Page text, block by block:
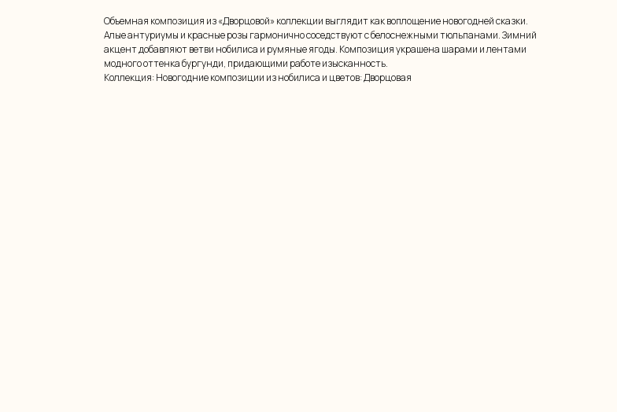
Объемная композиция из «Дворцовой» коллекции выглядит как воплощение новогодней сказки.
Алые антуриумы и красные розы гармонично соседствуют с белоснежными тюльпанами. Зимний
акцент добавляют ветви нобилиса и румяные ягоды. Композиция украшена шарами и лентами
модного оттенка бургунди, придающими работе изысканность.
Коллекция: Новогодние композиции из нобилиса и цветов: Дворцовая